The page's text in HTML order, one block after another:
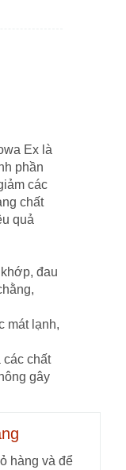
Ex là
phần
các
chất
quả
đau
mát lạnh,
các chất
gây
hàng và để